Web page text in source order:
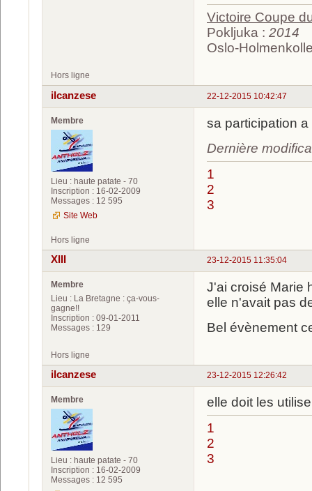
Victoire Coupe
Pokljuka : 2014
Oslo-
Hors ligne
22-12-2015 10:42:47
ilcanzese
Membre
Lieu : haute patate - 70
Inscription : 16-02-2009
Messages : 12 595
Site Web
sa participation
Dernière
1
2
3
Hors ligne
23-12-2015 11:35:04
XIII
Membre
Lieu : La Bretagne : ça-vous-
gagne!!
Inscription : 09-01-2011
Messages : 129
J'ai croisé Marie
elle n'avait pas
Bel évènement
Hors ligne
23-12-2015 12:26:42
ilcanzese
Membre
Lieu : haute patate - 70
Inscription : 16-02-2009
Messages : 12 595
elle doit les
1
2
3